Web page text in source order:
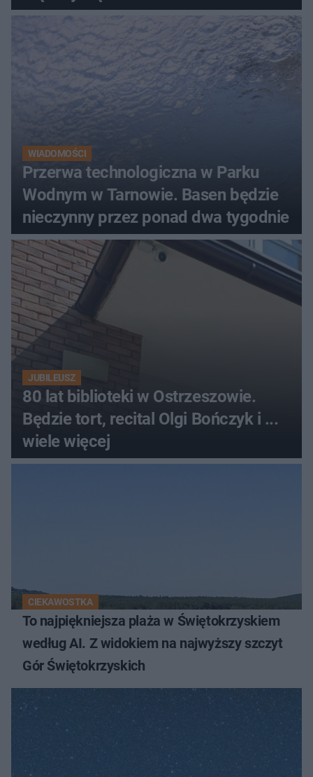
WIADOMOŚCI
Przerwa technologiczna w Parku
Wodnym w Tarnowie. Basen będzie
nieczynny przez ponad dwa tygodnie
JUBILEUSZ
80 lat biblioteki w Ostrzeszowie.
Będzie tort, recital Olgi Bończyk i ...
wiele więcej
CIEKAWOSTKA
To najpiękniejsza plaża w Świętokrzyskiem
według AI. Z widokiem na najwyższy szczyt
Gór Świętokrzyskich